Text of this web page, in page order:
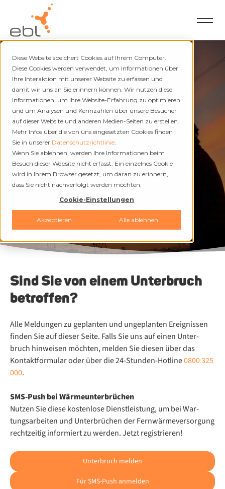
Diese Website speichert Cookies auf Ihrem Computer.
Diese Cookies werden verwendet, um Informationen über
Ihre Interaktion mit unserer Website zu erfassen und
damit wir uns an Sie erinnern können. Wir nutzen diese
Informationen, um Ihre Website-Erfahrung zu optimieren
und um Analysen und Kennzahlen über unsere Besucher
auf dieser Website und anderen Medien-Seiten zu erstellen.
Mehr Infos über die von uns eingesetzten Cookies finden
Sie in unserer Datenschutzrichtlinie.
Wenn Sie ablehnen, werden Ihre Informationen beim
Besuch dieser Website nicht erfasst. Ein einzelnes Cookie
wird in Ihrem Browser gesetzt, um daran zu erinnern,
dass Sie nicht nachverfolgt werden möchten.
Cookie-Einstellungen
Akzeptieren Alle ablehnen
Strom und Fernwärme
Unterbrüche
Sind Sie von einem Unterbruch
betroffen?
Alle Mel­dun­gen zu ge­plan­ten und un­ge­plan­ten Er­eig­nis­sen
fin­den Sie auf die­ser Sei­te. Falls Sie uns auf ei­nen Un­ter­
bruch hin­wei­sen möch­ten, mel­den Sie die­sen über das
Kontaktformular oder über die 24-Stun­den-Hot­line0800 325
000.
SMS-Push bei Wär­me­un­ter­brü­chen
Nut­zen Sie die­se kos­ten­lo­se Dienst­leis­tung, um bei War­
tungs­ar­bei­ten und Un­ter­brü­chen der Fern­wär­me­ver­sor­gung
recht­zei­tig in­for­miert zu wer­den. Jetzt registrieren!
Unterbruch melden
Für SMS-Push anmelden